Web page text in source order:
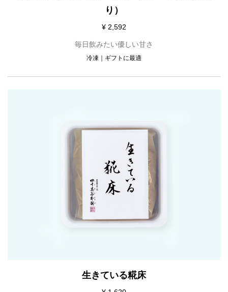
り）
¥ 2,592
毎日飲みたい優しい甘さ
冷凍 ギフトに最適
生きている糀床